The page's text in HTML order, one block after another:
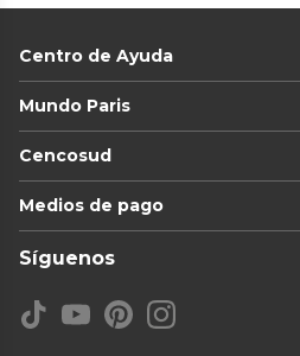
Centro de Ayuda
Mundo Paris
Cencosud
Medios de pago
Síguenos